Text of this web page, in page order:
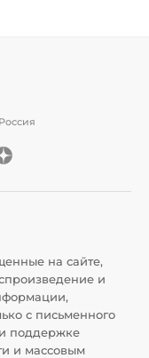
на сайте,
и
с письменного
поддержке
и массовым